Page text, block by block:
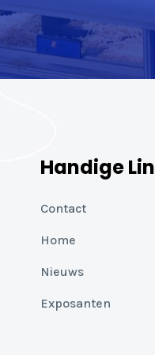
Handige
Contact
Home
Nieuws
Exposanten